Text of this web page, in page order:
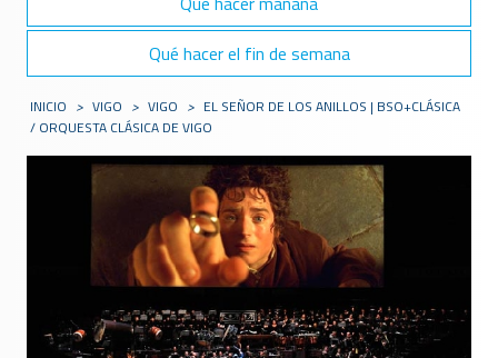
Qué hacer el fin de semana
INICIO > VIGO > VIGO > EL SEÑOR DE LOS ANILLOS | BSO+CLÁSICA
/ ORQUESTA CLÁSICA DE VIGO